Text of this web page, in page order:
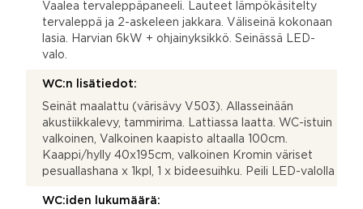
Vaalea tervaleppäpaneeli. Lauteet lämpökäsitelty
tervaleppä ja 2-askeleen jakkara. Väliseinä kokonaan
lasia. Harvian 6kW + ohjainyksikkö. Seinässä LED-
valo.
WC:n lisätiedot:
Seinät maalattu (värisävy V503). Allasseinään
akustiikkalevy, tammirima. Lattiassa laatta. WC-istuin
valkoinen, Valkoinen kaapisto altaalla 100cm.
Kaappi/hylly 40x195cm, valkoinen Kromin väriset
pesuallashana x 1kpl, 1 x bideesuihku. Peili LED-valolla
WC:iden lukumäärä: